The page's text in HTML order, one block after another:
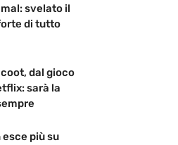
svelato il
di tutto
dal gioco
sarà la
esce più su